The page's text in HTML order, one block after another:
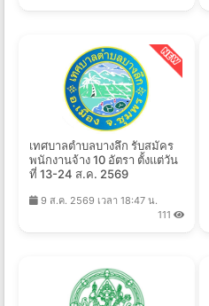
เทศบาลตำบลบางลึก รับสมัคร
พนักงานจ้าง 10 อัตรา ตั้งแต่วัน
ที่ 13-24 ส.ค. 2569
9 ส.ค. 2569 เวลา 18:47 น.
111